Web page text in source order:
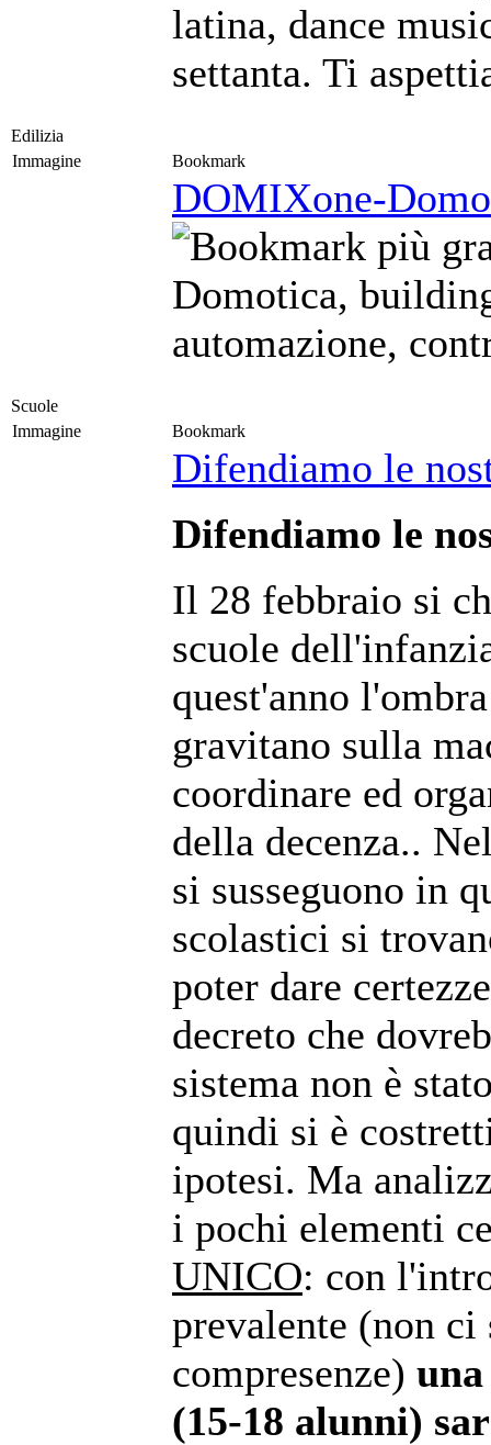
latina, dance
settanta. Ti
Edilizia
Immagine
Bookmark
DOMIXone-
Domotica,
automazione,
Scuole
Immagine
Bookmark
Difendiamo le
Difendiamo le
Il 28 febbraio si
scuole
quest'anno
gravitano sulla
coordinare ed
della decenza..
si susseguono in
scolastici si
poter dare
decreto che
sistema non è
quindi si è
ipotesi. Ma
i pochi elementi
UNICO: con
prevalente (non ci
compresenze) una
(15-18 alunni)